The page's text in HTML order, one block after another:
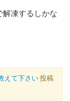
解凍するしかな
えて下さい投稿